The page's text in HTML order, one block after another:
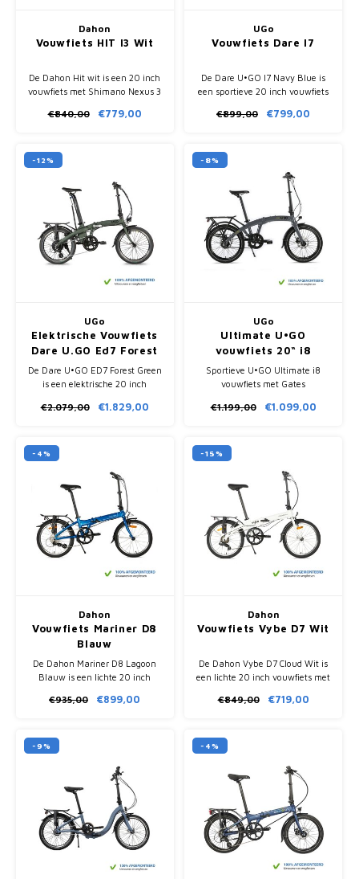
Dahon
Vouwfiets HIT I3 Wit
De Dahon Hit wit is een 20 inch
vouwfiets met Shimano Nexus 3
vouwsysteem. Ideaal voor
€840,00 €779,00
UGo
Vouwfiets Dare I7
De Dare U•GO I7 Navy Blue is
een sportieve 20 inch vouwfiets
naafversnelling, stijve
€899,00 €799,00
-12%
UGo
Elektrische Vouwfiets
Dare U.GO Ed7 Forest
Green
De Dare U•GO ED7 Forest Green
is een elektrische 20 inch
motor, Samsung 9.6Ah accu in
€2.079,00 €1.829,00
-8%
UGo
Ultimate U•GO
vouwfiets 20“ i8
Sportieve U•GO Ultimate i8
vouwfiets met Gates
Nexus 8, hydraulische
€1.199,00 €1.099,00
-4%
Dahon
Vouwfiets Mariner D8
Blauw
De Dahon Mariner D8 Lagoon
Blauw is een lichte 20 inch
compact inklapbaar in 15
€935,00 €899,00
-15%
Dahon
Vouwfiets Vybe D7 Wit
De Dahon Vybe D7 Cloud Wit is
een lichte 20 inch vouwfiets met
inklapbaar in 15 seconden en
€849,00 €719,00
-9% -4%